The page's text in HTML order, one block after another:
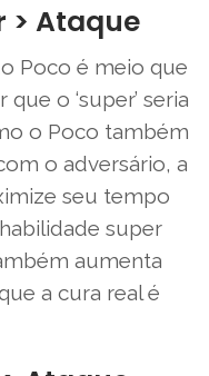
> Ataque
Poco é meio que
o ‘super’ seria
o Poco também
o adversário, a
seu tempo
super
aumenta
a cura real é